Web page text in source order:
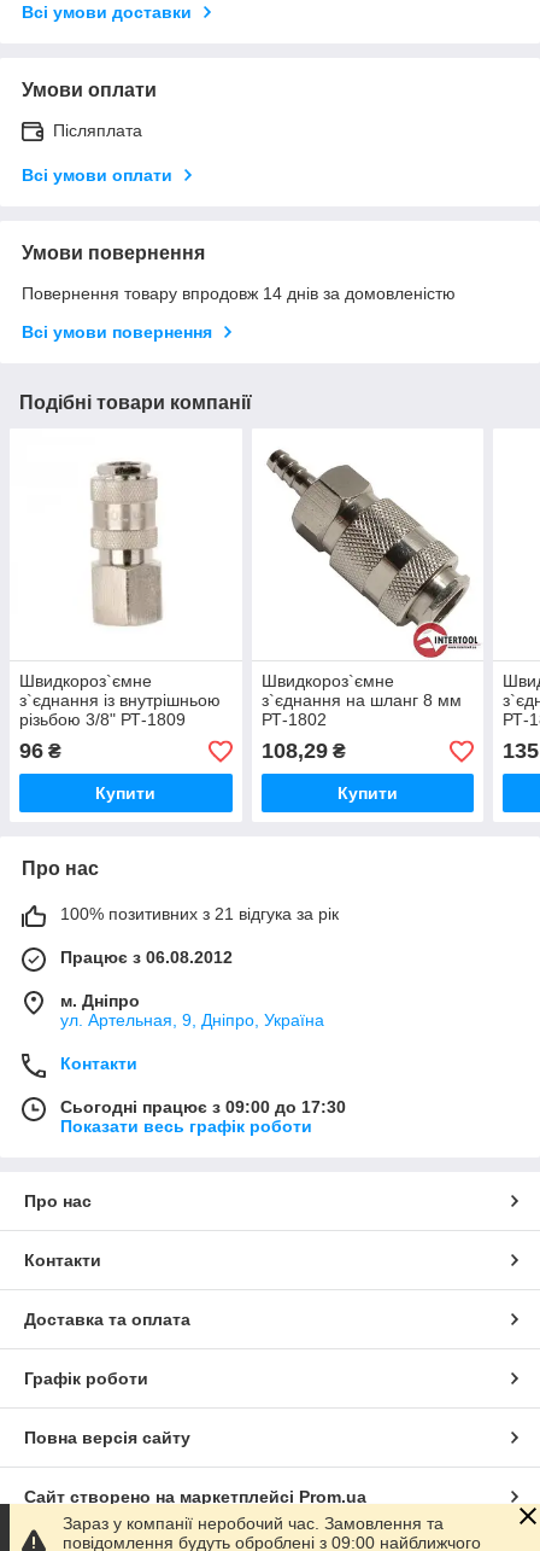
Всі умови доставки
Умови оплати
Післяплата
Всі умови оплати
Умови повернення
Повернення товару впродовж 14 днів за домовленістю
Всі умови повернення
Подібні товари компанії
Швидкороз`ємне
з`єднання із внутрішньою
різьбою 3/8" РТ-1809
96 ₴
Купити
Швидкороз`ємне
з`єднання на шланг 8 мм
РТ-1802
108,29₴
Купити
РТ-
135
Про нас
100% позитивних з 21 відгука за рік
Працює з 06.08.2012
м. Дніпро
ул. Артельная, 9, Дніпро, Україна
Контакти
Сьогодні працює з 09:00 до 17:30
Показати весь графік роботи
Про нас
Контакти
Доставка та оплата
Графік роботи
Повна версія сайту
Сайт створено на маркетплейсі Prom.ua
Зараз у компанії неробочий час. Замовлення та
повідомлення будуть оброблені з 09:00 найближчого